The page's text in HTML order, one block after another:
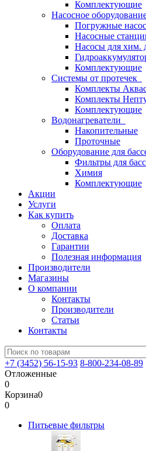
Комплектующие
Насосное
Погружные
Насосные
Насосы для хим.
Комплектующие
Системы от протечек
Комплекты
Комплекты
Комплектующие
Водонагреватели
Накопительные
Проточные
Оборудование для
Фильтры для
Химия
Комплектующие
Акции
Услуги
Как купить
Оплата
Доставка
Гарантии
Полезная информация
Производители
Магазины
О компании
Контакты
Производители
Статьи
Контакты
+7 (3452) 56-15-93 8-800-234-08-89
Отложенные
0
Корзина0
0
Питьевые фильтры